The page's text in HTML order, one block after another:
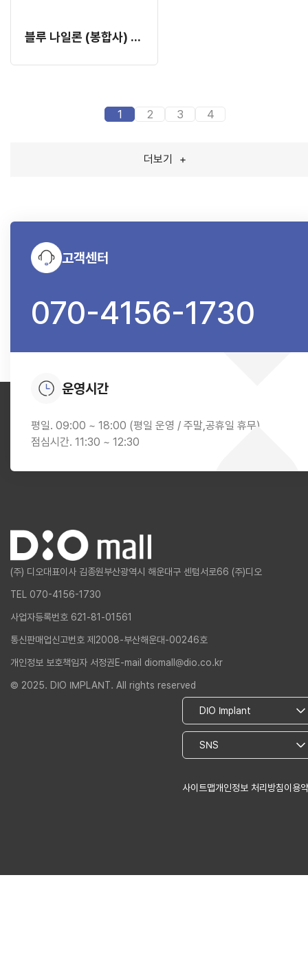
블루 나일론 (봉합사) 4/0 NB424, NB426
1 2 3 4
더보기 +
고객센터
070-4156-1730
운영시간
평일. 09:00 ~ 18:00 (평일 운영 / 주말,공휴일 휴무)
점심시간. 11:30 ~ 12:30
(주) 디오대표이사 김종원부산광역시 해운대구 센텀서로66 (주)디오
TEL 070-4156-1730
사업자등록번호 621-81-01561
통신판매업신고번호 제2008-부산해운대-00246호
개인정보 보호책임자 서정권 E-mail diomall@dio.co.kr
© 2025. DIO IMPLANT. All rights reserved
사이트맵개인정보 처리방침이용